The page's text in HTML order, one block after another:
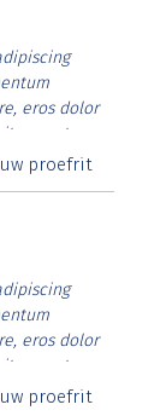
eros dolor
erat.
lorem
proefrit
eros dolor
erat.
lorem
proefrit